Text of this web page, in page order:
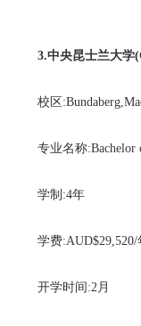
3.中央昆士兰大学
校区
专业名称:Bachelor
学制:4年
学费:AUD$29,520/
开学时间:2月